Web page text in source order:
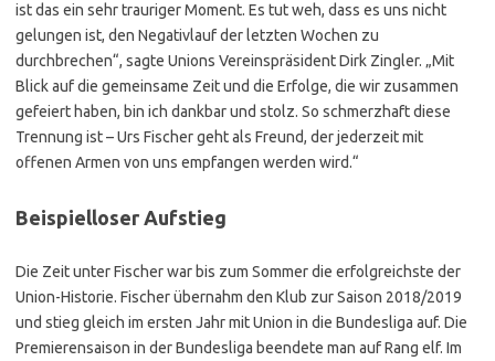
ist das ein sehr trauriger Moment. Es tut weh, dass es uns nicht
gelungen ist, den Negativlauf der letzten Wochen zu
durchbrechen“, sagte Unions Vereinspräsident Dirk Zingler. „Mit
Blick auf die gemeinsame Zeit und die Erfolge, die wir zusammen
gefeiert haben, bin ich dankbar und stolz. So schmerzhaft diese
Trennung ist – Urs Fischer geht als Freund, der jederzeit mit
offenen Armen von uns empfangen werden wird.“
Beispielloser Aufstieg
Die Zeit unter Fischer war bis zum Sommer die erfolgreichste der
Union-Historie. Fischer übernahm den Klub zur Saison 2018/2019
und stieg gleich im ersten Jahr mit Union in die Bundesliga auf. Die
Premierensaison in der Bundesliga beendete man auf Rang elf. Im